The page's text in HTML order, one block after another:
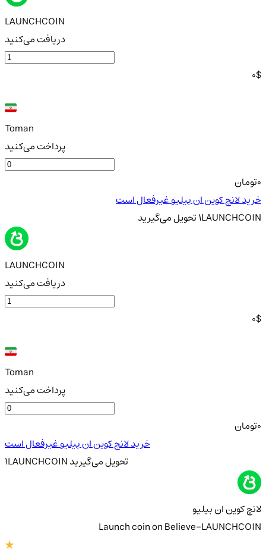
LAUNCHCOIN
دریافت می‌کنید
0$
Toman
پرداخت می‌کنید
تومان
خرید لانچ کوین ان بیلیو غیرفعال است
1LAUNCHCOINتحویلمی‌گیرید
LAUNCHCOIN
دریافت می‌کنید
0$
Toman
پرداخت می‌کنید
تومان
خرید لانچ کوین ان بیلیو غیرفعال است
1LAUNCHCOIN تحویلمی‌گیرید
لانچ کوین ان بیلیو
Launch coin on Believe-LAUNCHCOIN